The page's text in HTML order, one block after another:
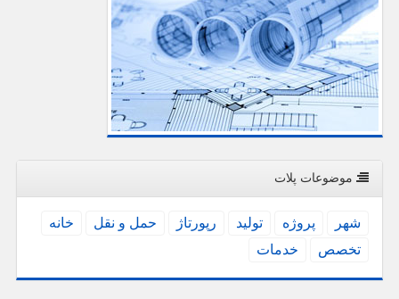
موضوعات پلات
شهر پروژه تولید رپورتاژ حمل و نقل
خانه
تخصص
خدمات